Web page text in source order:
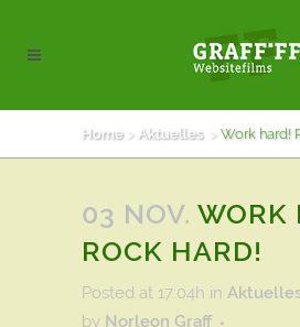
Home> Aktuelles > Work hard!
03 NOV. WORK
ROCK HARD!
Posted at 17:04h in
by Norleon Graff